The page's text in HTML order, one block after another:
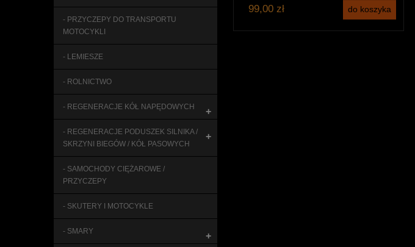
- PRZYCZEPY DO TRANSPORTU
MOTOCYKLI
- LEMIESZE
- ROLNICTWO
- REGENERACJE KÓŁ NAPĘDOWYCH +
- REGENERACJE PODUSZEK SILNIKA /
SKRZYNI BIEGÓW / KÓŁ PASOWYCH
+
- SAMOCHODY CIĘŻAROWE /
PRZYCZEPY
- SKUTERY I MOTOCYKLE
- SMARY +
99,00 zł do koszyka